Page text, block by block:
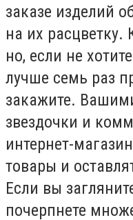
заказе изделий
на их расцветку.
но, если не
лучше семь раз
закажите.
звездочки и
интернет-
товары и
Если вы
почерпнете